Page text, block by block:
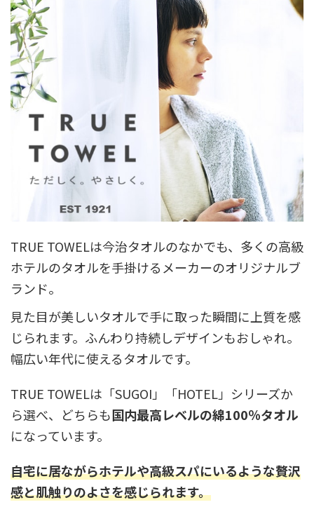
TRUE TOWELは今治タオルのなかでも、多くの高級
ホテルのタオルを手掛けるメーカーのオリジナルブ
ランド。
見た目が美しいタオルで手に取った瞬間に上質を感
じられます。ふんわり持続しデザインもおしゃれ。
幅広い年代に使えるタオルです。
TRUE TOWELは「SUGOI」「HOTEL」シリーズか
ら選べ、どちらも国内最高レベルの綿100％タオル
になっています。
自宅に居ながらホテルや高級スパにいるような贅沢
感と肌触りのよさを感じられます。